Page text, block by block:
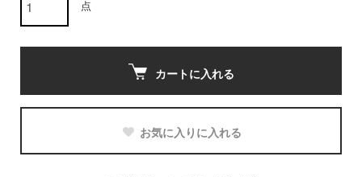
点
カートに入れる
お気に入りに入れる